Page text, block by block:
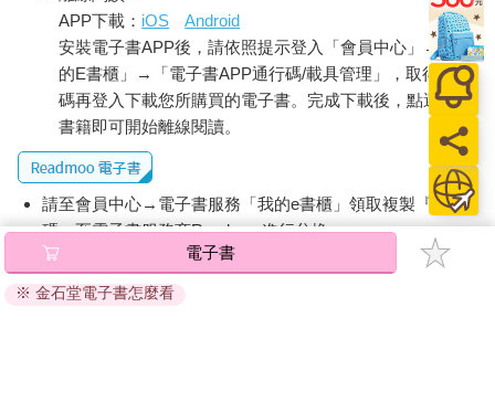
APP下載： iOS
Android
安裝電子書APP後，請依照提示登入「會員中心」→「我
的E書櫃」→「電子書APP通行碼/載具管理」，取得通行
碼再登入下載您所購買的電子書。完成下載後，點選任一
書籍即可開始離線閱讀。
請至會員中心→電子書服務「我的e書櫃」領取複製『兌換
碼』至電子書服務商Readmoo進行兌換。
退換貨須知：
因版權保護，您在金石堂所購買的電子書僅能以金石堂專屬
電子書
※ 金石堂電子書怎麼看